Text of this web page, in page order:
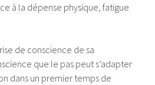
à la dépense physique, fatigue
de conscience de sa
que le pas peut s’adapter
dans un premier temps de